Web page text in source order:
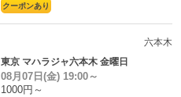
クーポンあり
六本木
東京 マハラジャ六本木 金曜日
08月07日(金) 19:00～
1000円～